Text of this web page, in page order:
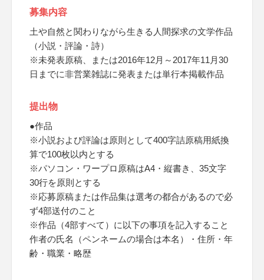
募集内容
土や自然と関わりながら生きる人間探求の文学作品
（小説・評論・詩）
※未発表原稿、または2016年12月～2017年11月30
日までに非営業雑誌に発表または単行本掲載作品
提出物
●作品
※小説および評論は原則として400字詰原稿用紙換
算で100枚以内とする
※パソコン・ワープロ原稿はA4・縦書き、35文字
30行を原則とする
※応募原稿または作品集は選考の都合があるので必
ず4部送付のこと
※作品（4部すべて）に以下の事項を記入すること
作者の氏名（ペンネームの場合は本名）・住所・年
齢・職業・略歴